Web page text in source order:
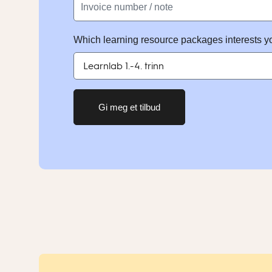
Which learning resource packages interests
Gi meg et tilbud